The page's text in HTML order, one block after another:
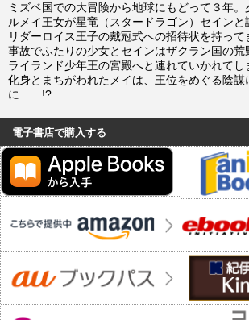
ミズベ国での大冒険から地球にもどって３年。
ルメイ王女が星竜（スタードラゴン）セインと
リダーロイス王子の戴冠式への招待状を持っ
事故でふたりの少女とセインはザクラン国の荒
ライランド少年王の宮殿へと連れていかれて
化身とまちがわれたメイは、王位をめぐる陰謀
に……!?
電子書店で購入する